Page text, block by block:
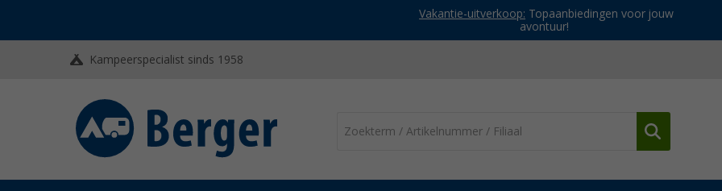
Vakantie-uitverkoop: Topaanbiedingen voor jouw
avontuur!
Kampeerspecialist sinds 1958